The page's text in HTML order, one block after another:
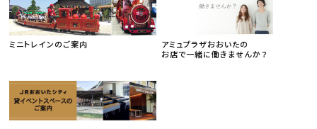
ミニトレインのご案内
アミュプラザおおいたの
お店で一緒に働きませんか？